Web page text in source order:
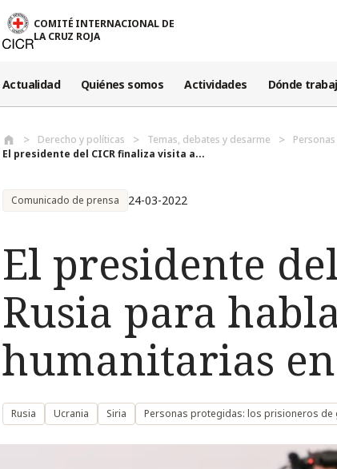
COMITÉ INTERNACIONAL DE
LA CRUZ ROJA
Actualidad Quiénes somos Actividades Dónde
Derecho y políticas Temas, debates y desarme
El presidente del CICR finaliza visita a...
Comunicado de prensa 24-03-2022
El presidente
Rusia para
humanitarias
Rusia Ucrania Siria Personas protegidas: los prisioneros